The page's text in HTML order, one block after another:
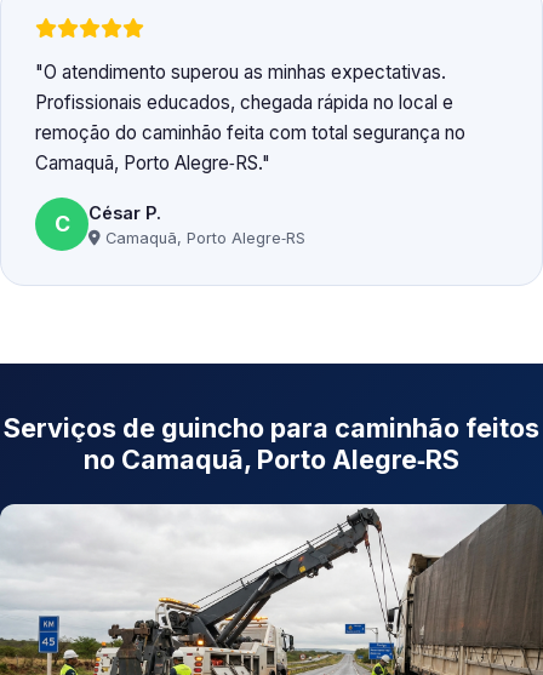
O atendimento superou as minhas expectativas.
Profissionais educados, chegada rápida no local e
remoção do caminhão feita com total segurança no
Camaquã, Porto Alegre‑RS.
C César P.
Camaquã, Porto Alegre‑RS
Serviços de guincho para caminhão feitos
no Camaquã, Porto Alegre‑RS